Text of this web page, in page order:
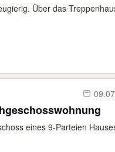
Über das
eines 9-Parteien